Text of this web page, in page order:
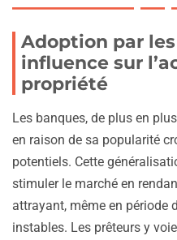
Adoption par
influence sur
propriété
Les banques, de plus en
en raison de sa popularité
potentiels. Cette
stimuler le marché en
attrayant, même en période
instables. Les prêteurs y